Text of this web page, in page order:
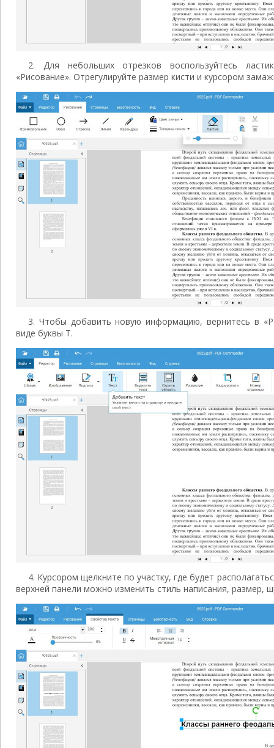
2. Для небольших отрезков воспользуйтесь
«Рисование». Отрегулируйте размер кисти и курсором
3. Чтобы добавить новую информацию, вернитесь в
виде буквы Т.
4. Курсором щелкните по участку, где будет
верхней панели можно изменить стиль написания, размер,